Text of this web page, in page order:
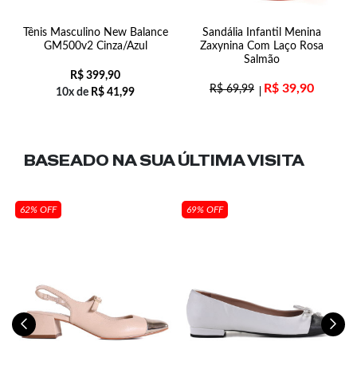
Tênis Masculino New Balance
GM500v2 Cinza/Azul
R$ 399,90
10x de R$ 41,99
Sandália Infantil Menina
Zaxynina Com Laço Rosa
Salmão
R$69,99 R$ 39,90
BASEADO NA SUAÚLTIMA VISITA
62% OFF 69% OFF